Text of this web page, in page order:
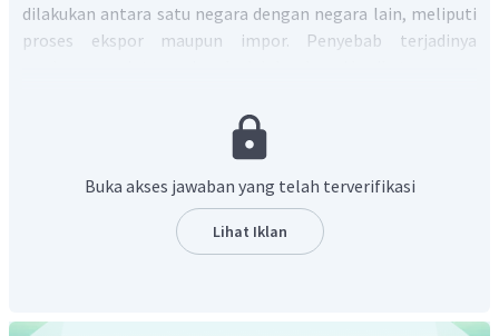
dilakukan antara satu negara dengan negara lain, meliputi
proses ekspor maupun impor. Penyebab terjadinya
Perbedaan sumber daya alam
memiliki sumber daya alam yang berbeda. Indonesia
adanya kemampuan yang memadai untuk
Perbedaan teknologi. Penguasaan teknologi yang
dengan teknologi maju mampu menjual barang
Buka akses jawaban yang telah terverifikasi
Lihat Iklan